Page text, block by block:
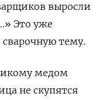
выросли
Это уже
тему.
медом
не скупятся